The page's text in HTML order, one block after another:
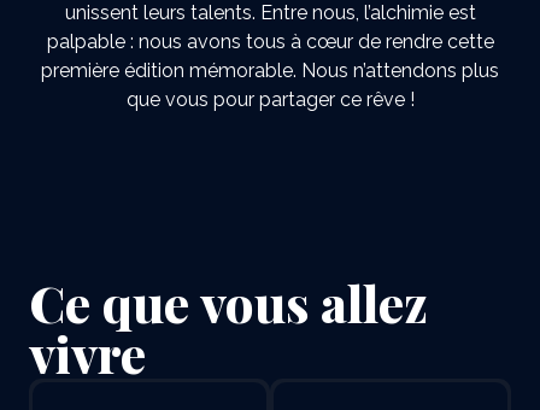
unissent leurs talents. Entre nous, l’alchimie est
palpable : nous avons tous à cœur de rendre cette
première édition mémorable. Nous n’attendons plus
que vous pour partager ce rêve !
Ce que vous allez
vivre